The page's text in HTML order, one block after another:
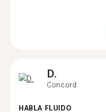
D.
Concord
HABLA FLUIDO